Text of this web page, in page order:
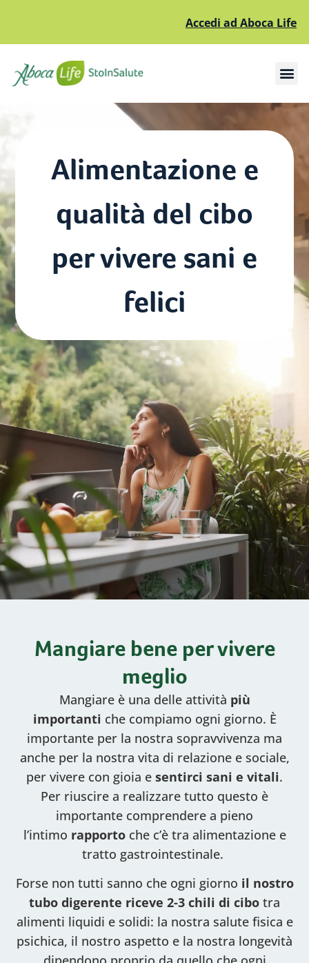
Accedi ad Aboca Life
Alimentazione e
qualità del cibo
per vivere sani e
felici
Mangiare bene per vivere
meglio
Mangiare è una delle attività più
importanti che compiamo ogni giorno. È
importante per la nostra sopravvivenza ma
anche per la nostra vita di relazione e sociale,
per vivere con gioia e sentirci sani e vitali.
Per riuscire a realizzare tutto questo è
importante comprendere a pieno
l’intimo rapportoche c’è tra alimentazione e
tratto gastrointestinale.
Forse non tutti sanno che ogni giorno il nostro
tubo digerente riceve 2-3 chili di cibo tra
alimenti liquidi e solidi: la nostra salute fisica e
psichica, il nostro aspetto e la nostra longevità